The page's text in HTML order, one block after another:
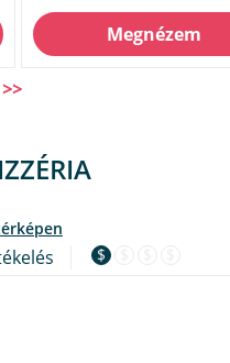
Megnézem
$